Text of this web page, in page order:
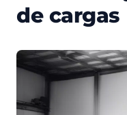
de cargas